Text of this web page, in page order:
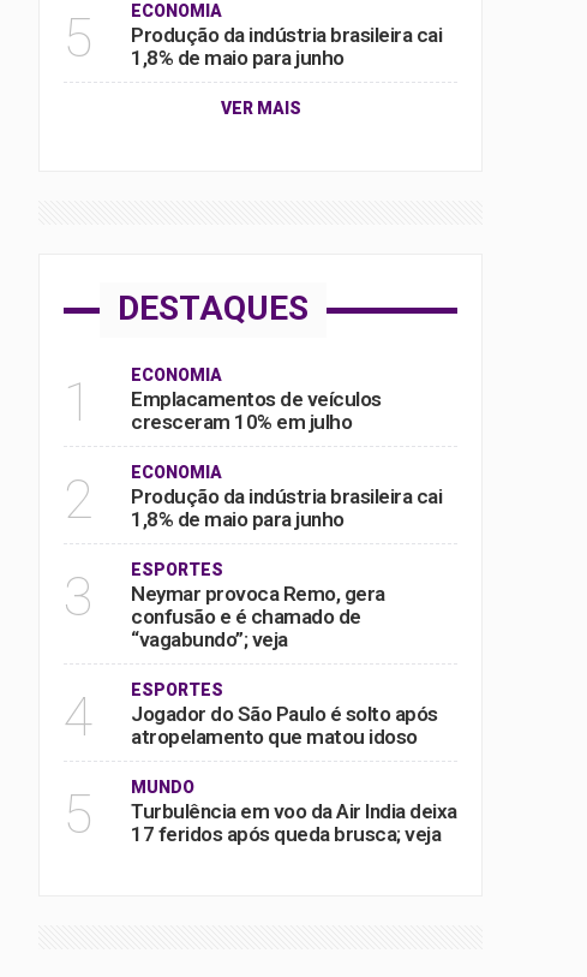
5 ECONOMIA
Produção da indústria brasileira cai
1,8% de maio para junho
VER MAIS
DESTAQUES
1 ECONOMIA
Emplacamentos de veículos
cresceram 10% em julho
2 ECONOMIA
Produção da indústria brasileira cai
1,8% de maio para junho
3 ESPORTES
Neymar provoca Remo, gera
confusão e é chamado de
“vagabundo”; veja
4 ESPORTES
Jogador do São Paulo é solto após
atropelamento que matou idoso
5 MUNDO
Turbulência em voo da Air India deixa
17 feridos após queda brusca; veja